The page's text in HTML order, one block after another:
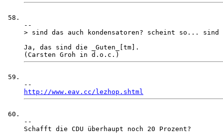
--
> sind das auch kondensatoren? scheint so...
Ja, das sind die _Guten_[tm].
http://www.eav.cc/lezhop.shtml
--
Schafft die CDU überhaupt noch 20 Prozent?